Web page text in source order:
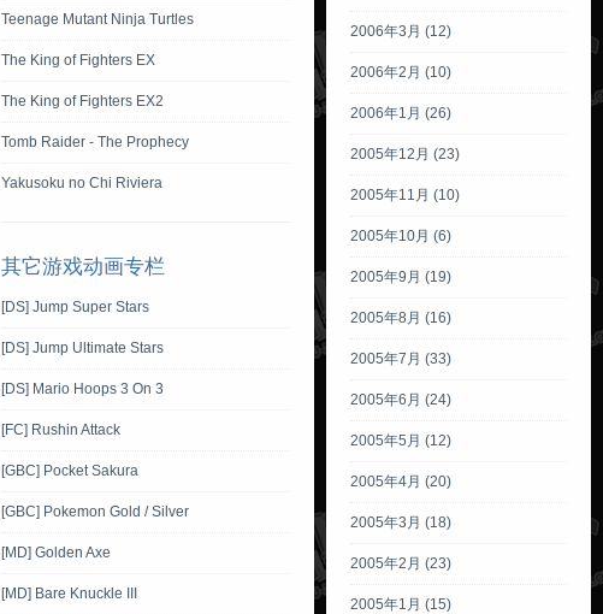
Teenage Mutant Ninja Turtles
The King of Fighters EX
The King of Fighters EX2
Tomb Raider - The Prophecy
Yakusoku no Chi Riviera
其它游戏动画专栏
[DS] Jump Super Stars
[DS] Jump Ultimate Stars
[DS] Mario Hoops 3 On 3
[FC] Rushin Attack
[GBC] Pocket Sakura
[GBC] Pokemon Gold / Silver
[MD] Golden Axe
[MD] Bare Knuckle III
2006年3月 (12)
2006年2月 (10)
2006年1月 (26)
2005年12月 (23)
2005年11月 (10)
2005年10月 (6)
2005年9月 (19)
2005年8月 (16)
2005年7月 (33)
2005年6月 (24)
2005年5月 (12)
2005年4月 (20)
2005年3月 (18)
2005年2月 (23)
2005年1月 (15)